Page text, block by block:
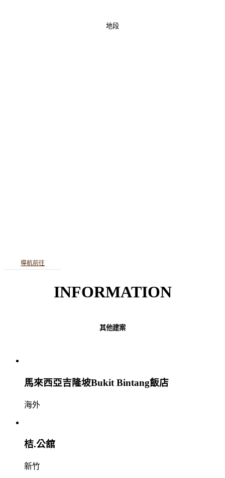
地段
導航前往
INFORMATION
其他建案
馬來西亞吉隆坡Bukit Bintang飯店
海外
桔.公舘
新竹